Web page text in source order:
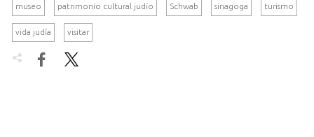
museo patrimonio cultural judío Schwab sinagoga turismo
vida judía visitar
 